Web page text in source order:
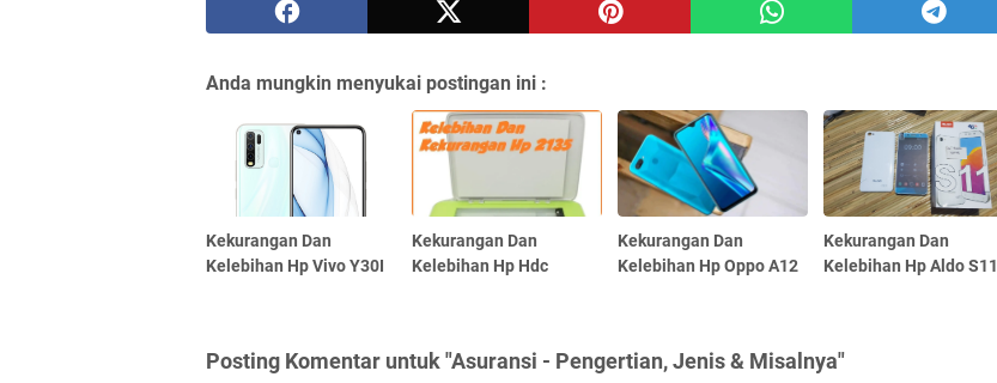
Anda mungkin menyukai postingan ini :
Kekurangan Dan
Kelebihan Hp Vivo Y30I
Kekurangan Dan
Kelebihan Hp Hdc
Kekurangan Dan
Kelebihan Hp Oppo A12
Kekurangan Dan
Kelebihan Hp Aldo S11
Posting Komentar untuk "Asuransi - Pengertian, Jenis & Misalnya"